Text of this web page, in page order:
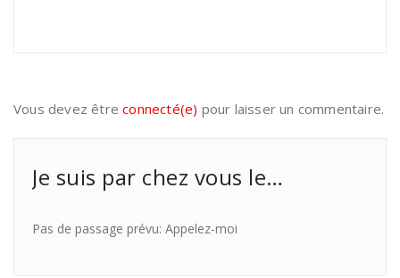
Vous devez êtreconnecté(e) pour laisser un commentaire.
Je suis par chez vous le…
Pas de passage prévu: Appelez-moi